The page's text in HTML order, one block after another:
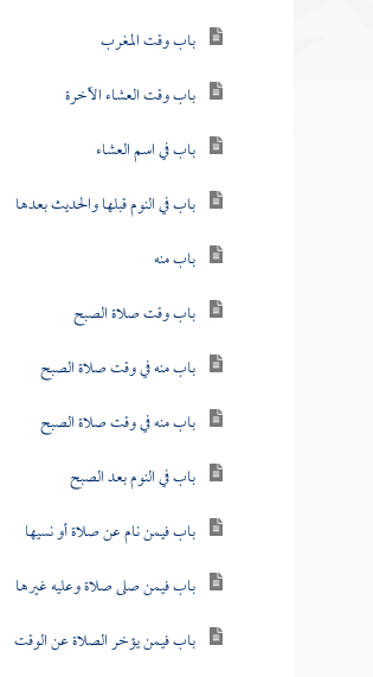
باب وقت المغرب
باب وقت العشاء الآخرة
باب في اسم العشاء
باب في النوم قبلها والحديث بعدها
باب منه
باب وقت صلاة الصبح
باب منه في وقت صلاة الصبح
باب منه في وقت صلاة الصبح
باب في النوم بعد الصبح
باب فيمن نام عن صلاة أو نسيها
باب فيمن صلى صلاة وعليه غيرها
باب فيمن يؤخر الصلاة عن الوقت